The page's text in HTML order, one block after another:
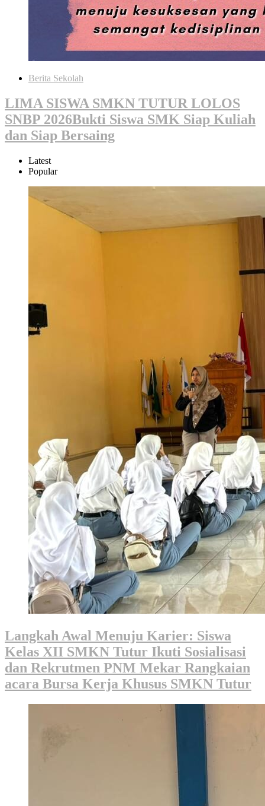
Berita Sekolah
LIMA SISWA SMKN TUTUR LOLOS
SNBP 2026Bukti Siswa SMK Siap Kuliah
dan Siap Bersaing
Latest
Popular
Langkah Awal Menuju Karier: Siswa
Kelas XII SMKN Tutur Ikuti Sosialisasi
dan Rekrutmen PNM Mekar Rangkaian
acara Bursa Kerja Khusus SMKN Tutur